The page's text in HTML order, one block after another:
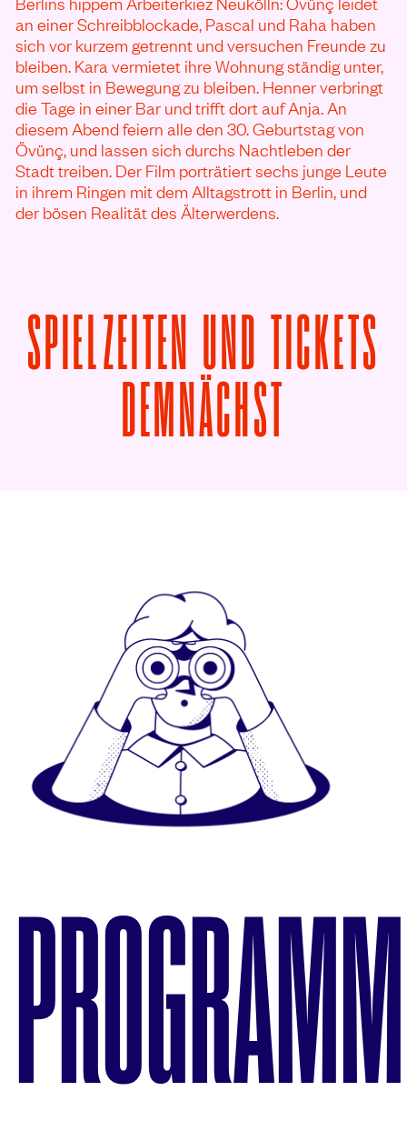
an einer Schreibblockade, Pascal und Raha haben
sich vor kurzem getrennt und versuchen Freunde zu
bleiben. Kara vermietet ihre Wohnung ständig unter,
um selbst in Bewegung zu bleiben. Henner verbringt
die Tage in einer Bar und trifft dort auf Anja. An
diesem Abend feiern alle den 30. Geburtstag von
Övünç, und lassen sich durchs Nachtleben der
Stadt treiben. Der Film porträtiert sechs junge Leute
in ihrem Ringen mit dem Alltagstrott in Berlin, und
der bösen Realität des Älterwerdens.
SPIELZEITEN UND TICKETS
DEMNÄCHST
PROGRAMM